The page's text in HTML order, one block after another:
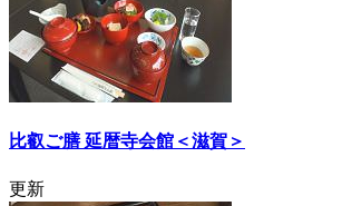
比叡ご膳 延暦寺会館＜滋賀＞
更新